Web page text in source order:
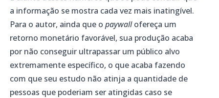
a informação se mostra cada vez mais inatingível.
Para o autor, ainda que o paywallofereça um
retorno monetário favorável, sua produção acaba
por não conseguir ultrapassar um público alvo
extremamente específico, o que acaba fazendo
com que seu estudo não atinja a quantidade de
pessoas que poderiam ser atingidas caso se